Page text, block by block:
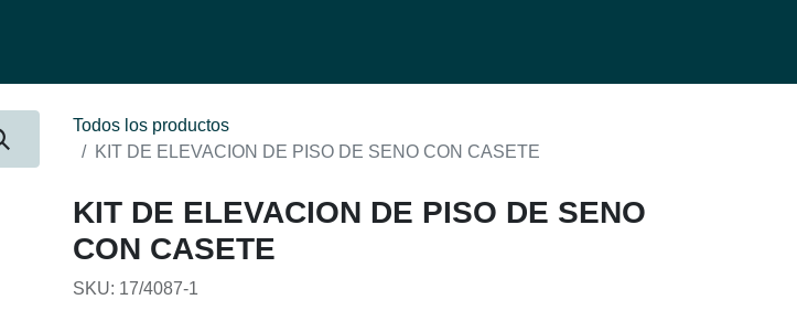
Todos los productos
KIT DE ELEVACION DE PISO DE SENO CON CASETE
KIT DE ELEVACION DE PISO DE SENO
CON CASETE
SKU: 17/4087-1